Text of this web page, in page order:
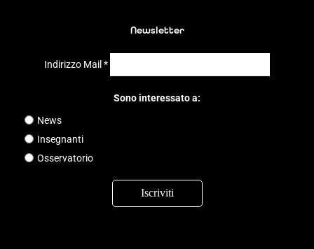
Newsletter
Indirizzo Mail *
Sono interessato a:
News
Insegnanti
Osservatorio